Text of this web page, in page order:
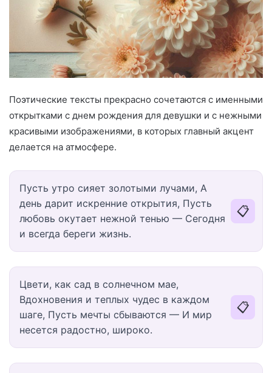
Поэтические тексты прекрасно сочетаются с именными
открытками с днем рождения для девушки и с нежными
красивыми изображениями, в которых главный акцент
делается на атмосфере.
Пусть утро сияет золотыми лучами, А
день дарит искренние открытия, Пусть
любовь окутает нежной тенью — Сегодня
и всегда береги жизнь.
📋
Цвети, как сад в солнечном мае,
Вдохновения и теплых чудес в каждом
шаге, Пусть мечты сбываются — И мир
несется радостно, широко.
📋